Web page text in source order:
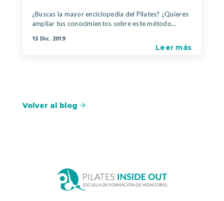
¿Buscas la mayor enciclopedia del Pilates? ¿Quieres
ampliar tus conocimientos sobre este método...
13 Dic. 2019
Leer más
Volver al blog